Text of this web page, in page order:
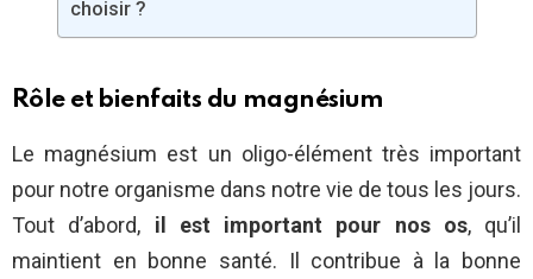
choisir ?
Rôle et bienfaits du magnésium
Le magnésium est un oligo-élément très important
pour notre organisme dans notre vie de tous les jours.
Tout d’abord, il est important pour nos os, qu’il
maintient en bonne santé. Il contribue à la bonne